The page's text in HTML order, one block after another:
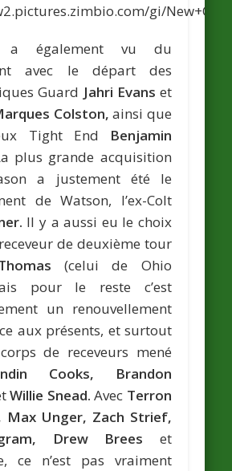
a également vu du
avec le départ des
Guard Jahri Evans et
Colston, ainsi que
Tight End Benjamin
plus grande acquisition
a justement été le
de Watson, l’ex-Colt
Il y a aussi eu le choix
de deuxième tour
(celui de Ohio
pour le reste c’est
un renouvellement
aux présents, et surtout
de receveurs mené
Cooks, Brandon
Willie Snead. Avec Terron
Max Unger, Zach Strief,
Drew Brees et
ce n’est pas vraiment